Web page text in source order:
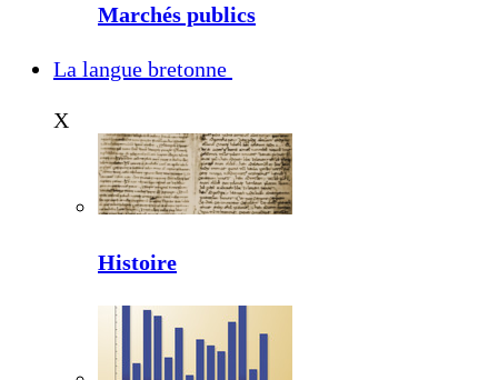
Marchés publics
La langue bretonne
X
Histoire